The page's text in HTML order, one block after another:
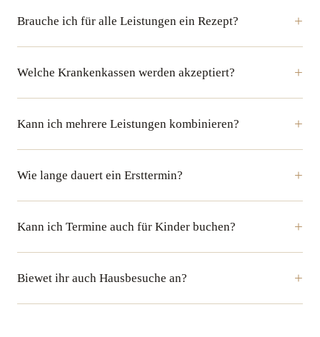
Brauche ich für alle Leistungen ein Rezept?
Welche Krankenkassen werden akzeptiert?
Kann ich mehrere Leistungen kombinieren?
Wie lange dauert ein Ersttermin?
Kann ich Termine auch für Kinder buchen?
Biewet ihr auch Hausbesuche an?